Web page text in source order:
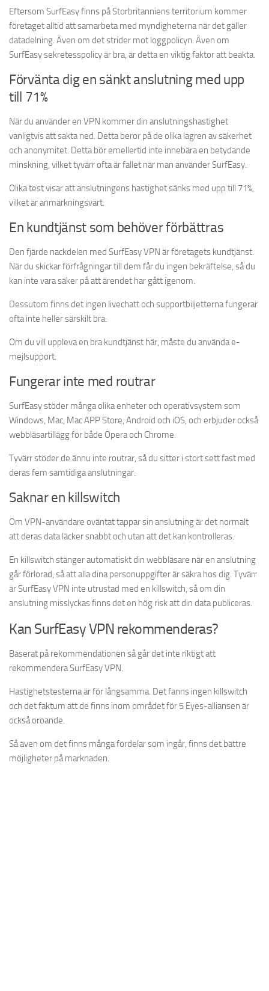
Eftersom SurfEasy finns på Storbritanniens territorium kommer
företaget alltid att samarbeta med myndigheterna när det gäller
datadelning. Även om det strider mot loggpolicyn. Även om
SurfEasy sekretesspolicy är bra, är detta en viktig faktor att beakta.
Förvänta dig en sänkt anslutning med upp
till 71%
När du använder en VPN kommer din anslutningshastighet
vanligtvis att sakta ned. Detta beror på de olika lagren av säkerhet
och anonymitet. Detta bör emellertid inte innebära en betydande
minskning, vilket tyvärr ofta är fallet när man använder SurfEasy.
Olika test visar att anslutningens hastighet sänks med upp till 71%,
vilket är anmärkningsvärt.
En kundtjänst som behöver förbättras
Den fjärde nackdelen med SurfEasy VPN är företagets kundtjänst.
När du skickar förfrågningar till dem får du ingen bekräftelse, så du
kan inte vara säker på att ärendet har gått igenom.
Dessutom finns det ingen livechatt och supportbiljetterna fungerar
ofta inte heller särskilt bra.
Om du vill uppleva en bra kundtjänst här, måste du använda e-
mejlsupport.
Fungerar inte med routrar
SurfEasy stöder många olika enheter och operativsystem som
Windows, Mac, Mac APP Store, Android och iOS, och erbjuder också
webbläsartillägg för både Opera och Chrome.
Tyvärr stöder de ännu inte routrar, så du sitter i stort sett fast med
deras fem samtidiga anslutningar.
Saknar en killswitch
Om VPN-användare oväntat tappar sin anslutning är det normalt
att deras data läcker snabbt och utan att det kan kontrolleras.
En killswitch stänger automatiskt din webbläsare när en anslutning
går förlorad, så att alla dina personuppgifter är säkra hos dig. Tyvärr
är SurfEasy VPN inte utrustad med en killswitch, så om din
anslutning misslyckas finns det en hög risk att din data publiceras.
Kan SurfEasy VPN rekommenderas?
Baserat på rekommendationen så går det inte riktigt att
rekommendera SurfEasy VPN.
Hastighetstesterna är för långsamma. Det fanns ingen killswitch
och det faktum att de finns inom området för 5 Eyes-alliansen är
också oroande.
Så även om det finns många fördelar som ingår, finns det bättre
möjligheter på marknaden.